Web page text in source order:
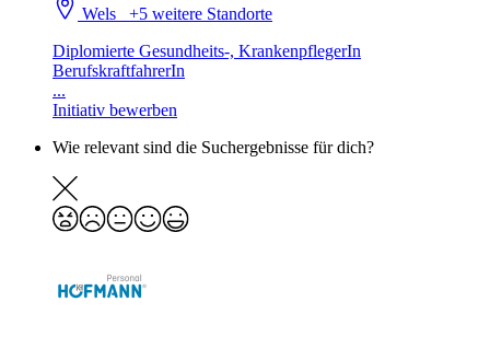
Wels+5 weitere Standorte
Diplomierte Gesundheits-, KrankenpflegerIn
BerufskraftfahrerIn
...
Initiativ bewerben
Wie relevant sind die Suchergebnisse für dich?